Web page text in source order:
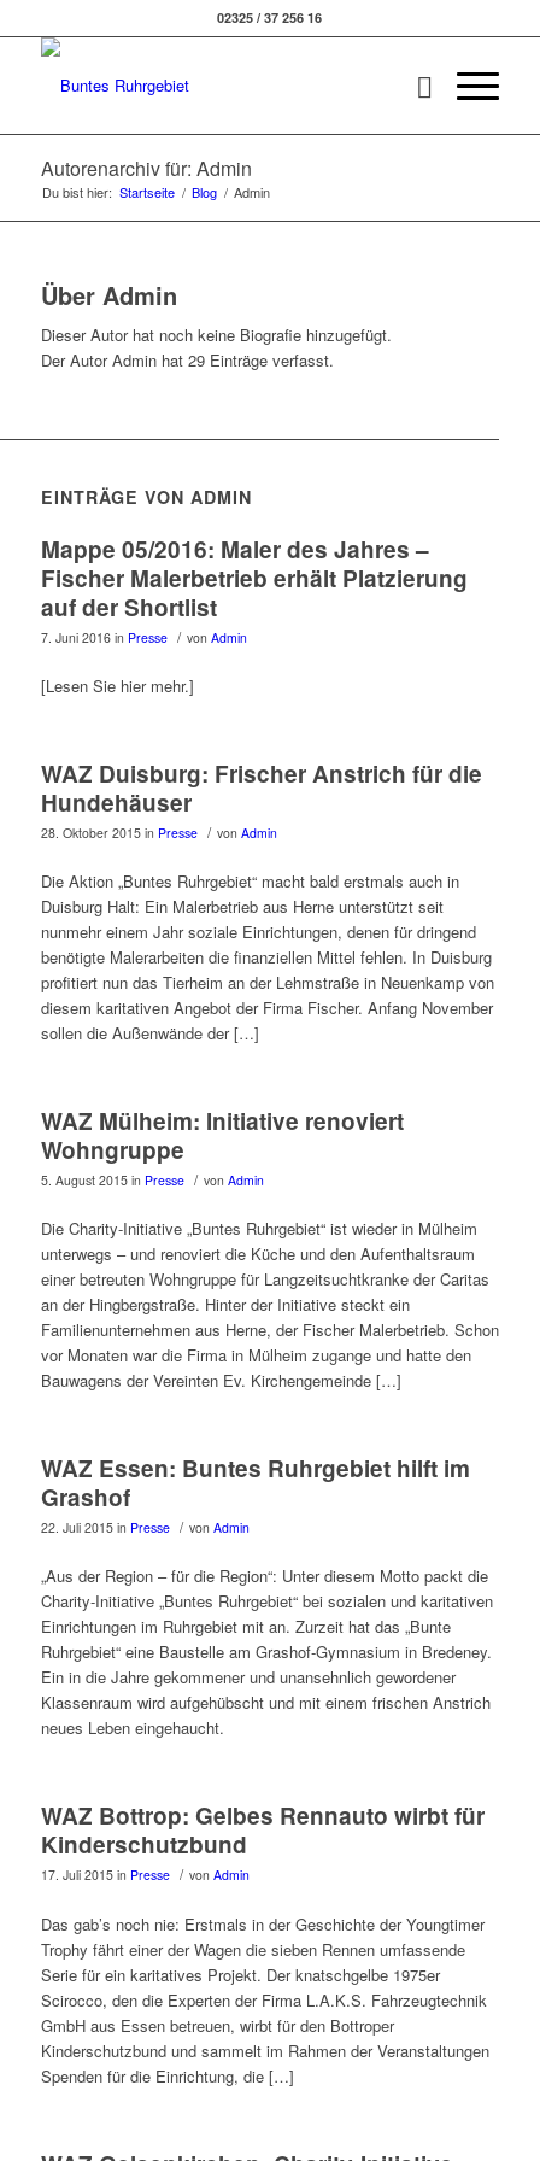
02325 / 37 256 16
Autorenarchiv für: Admin
Du bist hier: Startseite / Blog / Admin
Über Admin
Dieser Autor hat noch keine Biografie hinzugefügt.
Der AutorAdminhat 29 Einträge verfasst.
EINTRÄGE VON ADMIN
Mappe 05/2016: Maler des Jahres –
Fischer Malerbetrieb erhält Platzierung
auf der Shortlist
7. Juni 2016 in Presse / von Admin
[Lesen Sie hier mehr.]
WAZ Duisburg: Frischer Anstrich für die
Hundehäuser
28. Oktober 2015 in Presse / von Admin
Die Aktion „Buntes Ruhrgebiet“ macht bald erstmals auch in
Duisburg Halt: Ein Malerbetrieb aus Herne unterstützt seit
nunmehr einem Jahr soziale Einrichtungen, denen für dringend
benötigte Malerarbeiten die finanziellen Mittel fehlen. In Duisburg
profitiert nun das Tierheim an der Lehmstraße in Neuenkamp von
diesem karitativen Angebot der Firma Fischer. Anfang November
sollen die Außenwände der […]
WAZ Mülheim: Initiative renoviert
Wohngruppe
5. August 2015 in Presse / von Admin
Die Charity-Initiative „Buntes Ruhrgebiet“ ist wieder in Mülheim
unterwegs – und renoviert die Küche und den Aufenthaltsraum
einer betreuten Wohngruppe für Langzeitsuchtkranke der Caritas
an der Hingbergstraße. Hinter der Initiative steckt ein
Familienunternehmen aus Herne, der Fischer Malerbetrieb. Schon
vor Monaten war die Firma in Mülheim zugange und hatte den
Bauwagens der Vereinten Ev. Kirchengemeinde […]
WAZ Essen: Buntes Ruhrgebiet hilft im
Grashof
22. Juli 2015 in Presse / von Admin
„Aus der Region – für die Region“: Unter diesem Motto packt die
Charity-Initiative „Buntes Ruhrgebiet“ bei sozialen und karitativen
Einrichtungen im Ruhrgebiet mit an. Zurzeit hat das „Bunte
Ruhrgebiet“ eine Baustelle am Grashof-Gymnasium in Bredeney.
Ein in die Jahre gekommener und unansehnlich gewordener
Klassenraum wird aufgehübscht und mit einem frischen Anstrich
neues Leben eingehaucht.
WAZ Bottrop: Gelbes Rennauto wirbt für
Kinderschutzbund
17. Juli 2015 in Presse / von Admin
Das gab’s noch nie: Erstmals in der Geschichte der Youngtimer
Trophy fährt einer der Wagen die sieben Rennen umfassende
Serie für ein karitatives Projekt. Der knatschgelbe 1975er
Scirocco, den die Experten der Firma L.A.K.S. Fahrzeugtechnik
GmbH aus Essen betreuen, wirbt für den Bottroper
Kinderschutzbund und sammelt im Rahmen der Veranstaltungen
Spenden für die Einrichtung, die […]